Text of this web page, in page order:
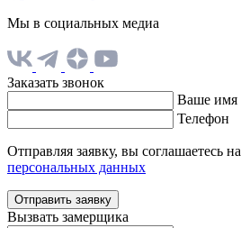
Мы в социальных медиа
Заказать звонок
Ваше имя
Телефон
Отправляя заявку, вы соглашаетесь на
персональных данных
Отправить заявку
Вызвать замерщика